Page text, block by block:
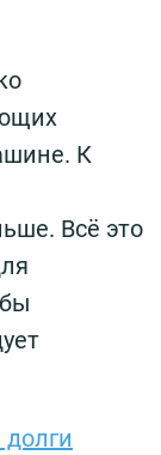
К
Всё это